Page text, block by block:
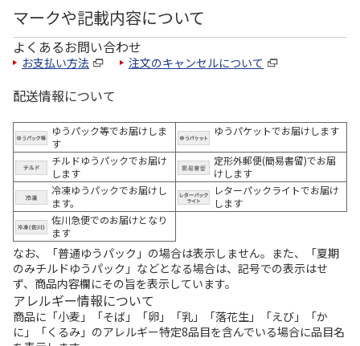
マークや記載内容について
よくあるお問い合わせ
お支払い方法 注文のキャンセルについて
配送情報について
ゆうパック等でお届けしま
す
ゆうパケットでお届けします
チルドゆうパックでお届け
します
定形外郵便(簡易書留)でお届
けします
冷凍ゆうパックでお届けし
ます。
レターパックライトでお届け
します
佐川急便でのお届けとなり
ます
なお、「普通ゆうパック」の場合は表示しません。また、「夏期
のみチルドゆうパック」などとなる場合は、記号での表示はせ
ず、商品内容欄にその旨を表示しています。
アレルギー情報について
商品に「小麦」「そば」「卵」「乳」「落花生」「えび」「か
に」「くるみ」のアレルギー特定8品目を含んでいる場合に品目名